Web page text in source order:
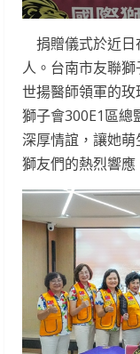
捐贈儀式於近日
人。台南市友聯
世揚醫師領軍的
獅子會300E1區總
深厚情誼，讓她
獅友們的熱烈響應